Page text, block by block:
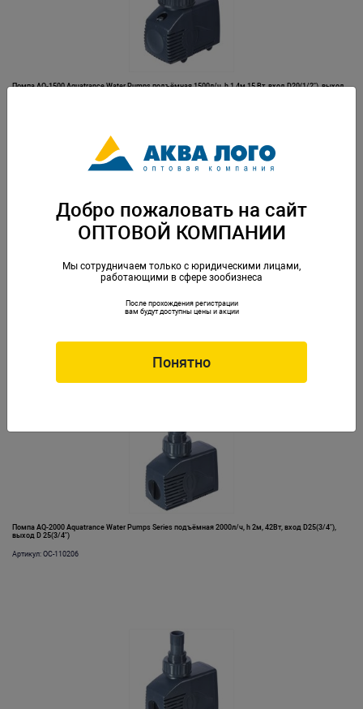
Помпа AQ-1500 Aquatrance Water Pumps подъёмная 1500л/ч, h 1,4м,15 Вт, вход D20(1/2"), выход
Помпа AQ-1800S Skimmer Pump с игольчатым ротором для флотаторов серии Aquatrance Skimmer
pumps воздух 480л/ч, 10Вт, выход D25(3/4")
Помпа AQ-2000 Aquatrance Water Pumps Series подъёмная 2000л/ч, h 2м, 42Вт, вход D25(3/4"),
выход D 25(3/4")
Артикул: OC-110206
Добро пожаловать на сайт
ОПТОВОЙ КОМПАНИИ
Мы сотрудничаем только с юридическими лицами,
работающими в сфере зообизнеса
После прохождения регистрации
вам будут доступны цены и акции
Понятно